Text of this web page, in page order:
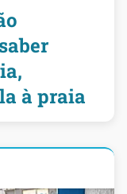
à praia